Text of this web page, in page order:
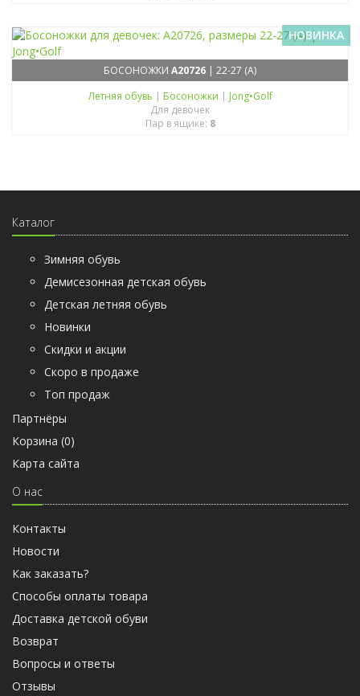
НОВИНКА
БОСОНОЖКИ A20726 | 22-27 (A)
Летняя обувь | Босоножки | Jong•Golf
Для девочек
Пар в ящике: 8
Каталог
Зимняя обувь
Демисезонная детская обувь
Детская летняя обувь
Новинки
Скидки и акции
Скоро в продаже
Топ продаж
Партнёры
Корзина (0)
Карта сайта
О нас
Контакты
Новости
Как заказать?
Способы оплаты товара
Доставка детской обуви
Возврат
Вопросы и ответы
Отзывы